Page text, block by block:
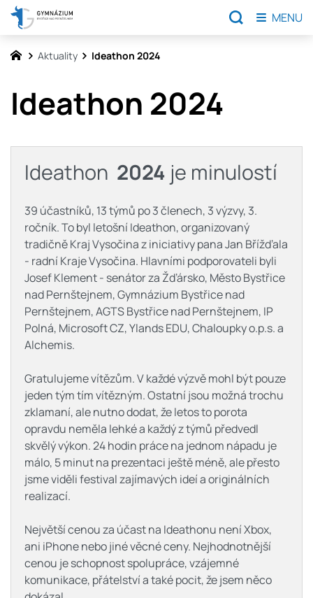
Aktuality Ideathon 2024
Ideathon 2024
Ideathon 2024 je minulostí
39 účastníků, 13 týmů po 3 členech, 3 výzvy, 3.
ročník. To byl letošní Ideathon, organizovaný
tradičně Kraj Vysočina z iniciativy pana Jan Břížďala
- radní Kraje Vysočina. Hlavními podporovateli byli
Josef Klement - senátor za Žďársko, Město Bystřice
nad Pernštejnem, Gymnázium Bystřice nad
Pernštejnem, AGTS Bystřice nad Pernštejnem, IP
Polná, Microsoft CZ, Ylands EDU, Chaloupky o.p.s. a
Alchemis.
Gratulujeme vítězům. V každé výzvě mohl být pouze
jeden tým tím vítězným. Ostatní jsou možná trochu
zklamaní, ale nutno dodat, že letos to porota
opravdu neměla lehké a každý z týmů předvedl
skvělý výkon. 24 hodin práce na jednom nápadu je
málo, 5 minut na prezentaci ještě méně, ale přesto
jsme viděli festival zajímavých ideí a originálních
realizací.
Největší cenou za účast na Ideathonu není Xbox,
ani iPhone nebo jiné věcné ceny. Nejhodnotnější
cenou je schopnost spolupráce, vzájemné
komunikace, přátelství a také pocit, že jsem něco
MENU